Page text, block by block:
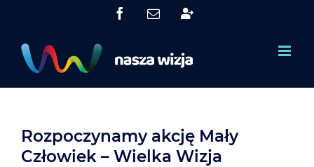
FacebookEmailSystem
(SOP)
Rozpoczynamy akcję Mały
Człowiek – Wielka Wizja